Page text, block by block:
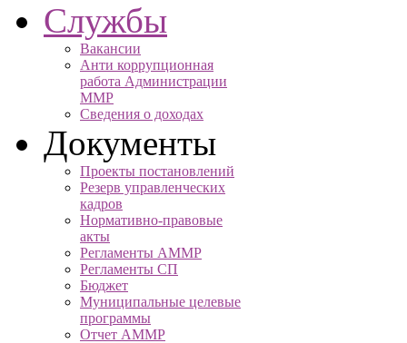
Службы
Вакансии
Анти коррупционная
работа Администрации
ММР
Сведения о доходах
Документы
Проекты постановлений
Резерв управленческих
кадров
Нормативно-правовые
акты
Регламенты АММР
Регламенты СП
Бюджет
Муниципальные целевые
программы
Отчет АММР